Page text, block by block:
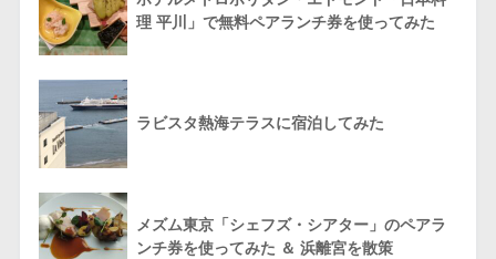
理 平川」で無料ペアランチ券を使ってみた
ラビスタ熱海テラスに宿泊してみた
メズム東京「シェフズ・シアター」のペアラ
ンチ券を使ってみた ＆ 浜離宮を散策